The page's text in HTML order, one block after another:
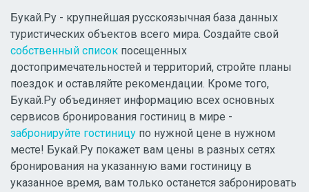
Букай.Ру - крупнейшая русскоязычная база данных
туристических объектов всего мира. Создайте свой
собственный список посещенных
достопримечательностей и территорий, стройте планы
поездок и оставляйте рекомендации. Кроме того,
Букай.Ру объединяет информацию всех основных
сервисов бронирования гостиниц в мире -
забронируйте гостиницу по нужной цене в нужном
месте! Букай.Ру покажет вам цены в разных сетях
бронирования на указанную вами гостиницу в
указанное время, вам только останется забронировать